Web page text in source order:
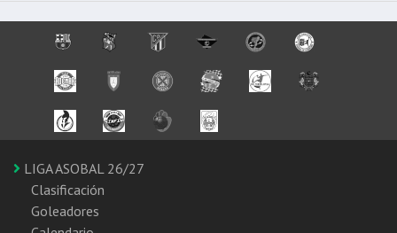
LIGA ASOBAL 26/27
Clasificación
Goleadores